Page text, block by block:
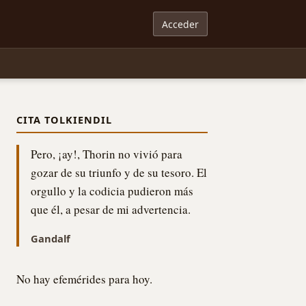
Acceder
CITA TOLKIENDIL
Pero, ¡ay!, Thorin no vivió para
gozar de su triunfo y de su tesoro. El
orgullo y la codicia pudieron más
que él, a pesar de mi advertencia.
Gandalf
No hay efemérides para hoy.